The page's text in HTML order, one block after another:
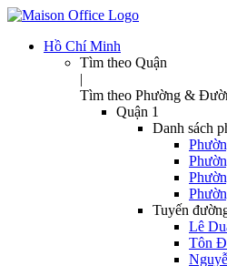
Hồ Chí Minh
Tìm theo Quận
|
Tìm theo Phường &
Quận 1
Danh sách
Tuyến
Lê
Tôn